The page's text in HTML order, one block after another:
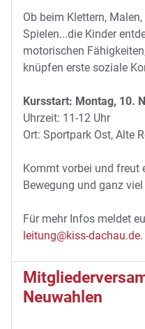
Ob beim Klettern,
Spielen...die Kinder
motorischen
knüpfen erste soziale
Kursstart: Montag, 10.
Uhrzeit: 11-12 Uhr
Ort: Sportpark Ost, Alte
Kommt vorbei und freut
Bewegung und ganz
Für mehr Infos meldet
leitung@kiss-dachau.de.
Neuwahlen